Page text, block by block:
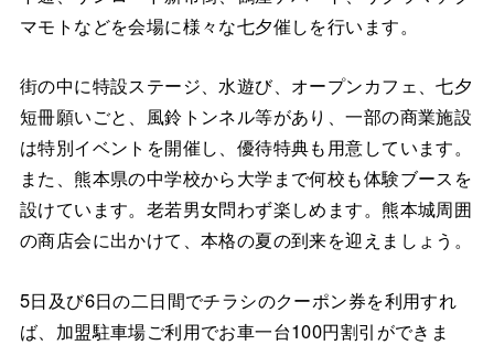
マモトなどを会場に様々な七夕催しを行います。
街の中に特設ステージ、水遊び、オープンカフェ、七夕
短冊願いごと、風鈴トンネル等があり、一部の商業施設
は特別イベントを開催し、優待特典も用意しています。
また、熊本県の中学校から大学まで何校も体験ブースを
設けています。老若男女問わず楽しめます。熊本城周囲
の商店会に出かけて、本格の夏の到来を迎えましょう。
5日及び6日の二日間でチラシのクーポン券を利用すれ
ば、加盟駐車場ご利用でお車一台100円割引ができま